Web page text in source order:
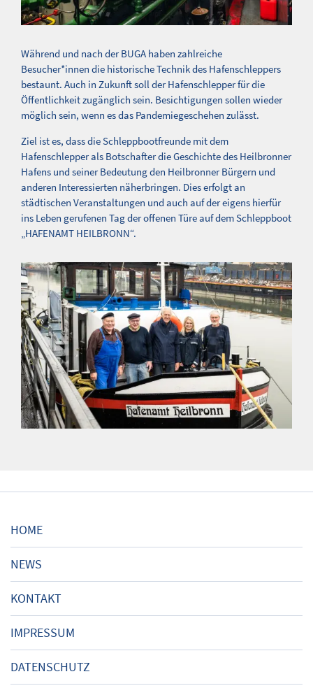
Während und nach der BUGA haben zahlreiche
Besucher*innen die historische Technik des Hafenschleppers
bestaunt. Auch in Zukunft soll der Hafenschlepper für die
Öffentlichkeit zugänglich sein. Besichtigungen sollen wieder
möglich sein, wenn es das Pandemiegeschehen zulässt.
Ziel ist es, dass die Schleppbootfreunde mit dem
Hafenschlepper als Botschafter die Geschichte des Heilbronner
Hafens und seiner Bedeutung den Heilbronner Bürgern und
anderen Interessierten näherbringen. Dies erfolgt an
städtischen Veranstaltungen und auch auf der eigens hierfür
ins Leben gerufenen Tag der offenen Türe auf dem Schleppboot
„HAFENAMT HEILBRONN“.
HOME
NEWS
KONTAKT
IMPRESSUM
DATENSCHUTZ